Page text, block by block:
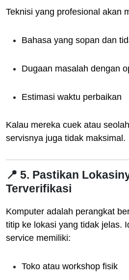
Teknisi yang profesional akan
Bahasa yang sopan dan
Dugaan masalah dengan
Estimasi waktu perbaikan
Kalau mereka cuek atau
servisnya juga tidak maksimal.
📍 5. Pastikan
Terverifikasi
Komputer adalah perangkat
titip ke lokasi yang tidak jelas.
service memiliki:
Toko atau workshop fisik